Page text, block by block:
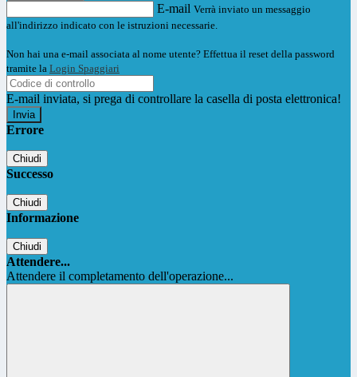
E-mail Verrà inviato un messaggio
all'indirizzo indicato con le istruzioni necessarie.
Non hai una e-mail associata al nome utente? Effettua il reset della password
tramite la Login Spaggiari
E-mail inviata, si prega di controllare la casella di posta elettronica!
Errore
Chiudi
Successo
Chiudi
Informazione
Chiudi
Attendere...
Attendere il completamento dell'operazione...